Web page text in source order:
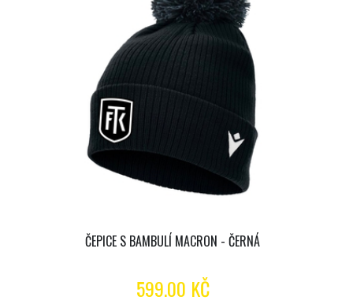
ČEPICE S BAMBULÍ MACRON - ČERNÁ
599.00 KČ